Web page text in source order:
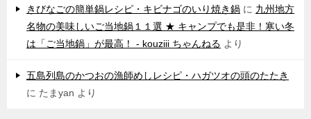
きびなごの簡単鍋レシピ・キビナゴのいり焼き鍋 に 九州地方
名物の美味しいご当地鍋１１選 ★ キャンプでも是非！寒い冬
は「ご当地鍋」が最高！ - kouziii ちゃんねる より
五島列島のかつおの漁師めしレシピ・ハガツオの頭のたたき
に たまyan より